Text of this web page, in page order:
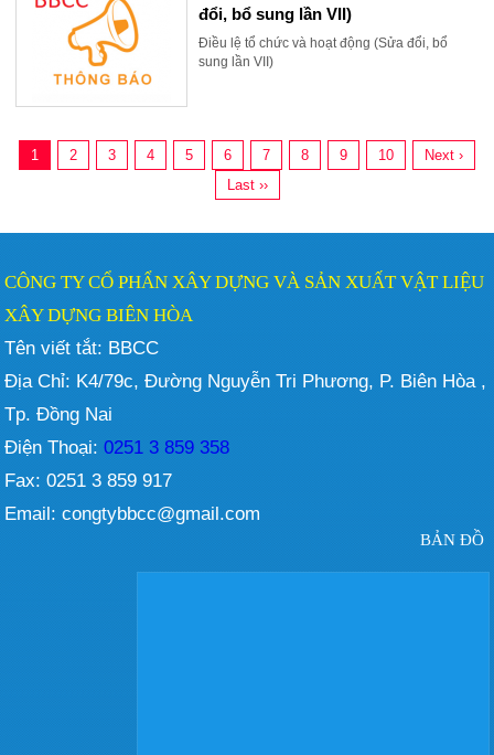
đổi, bổ sung lần VII)
Điều lệ tổ chức và hoạt động (Sửa đổi, bổ
sung lần VII)
1 2 3 4 5 6 7 8 9 10
Next ›
Last ››
CÔNG TY CỔ PHẨN XÂY DỰNG VÀ SẢN XUẤT VẬT LIỆU
XÂY DỰNG BIÊN HÒA
Tên viết tắt: BBCC
Địa Chỉ: K4/79c, Đường Nguyễn Tri Phương, P. Biên Hòa ,
Tp. Đồng Nai
Điện Thoại: 0251 3 859 358
Fax: 0251 3 859 917
Email: congtybbcc@gmail.com
BẢN ĐỒ